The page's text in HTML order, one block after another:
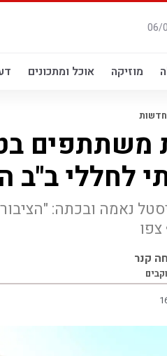
מוזיקה אוכל ומתכונים
חדשות
משתתפים
לחללי ב"ב
נאמה ובכתה:
קנר